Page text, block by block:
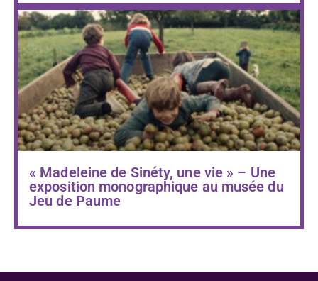
« Madeleine de Sinéty, une vie » – Une
exposition monographique au musée du
Jeu de Paume